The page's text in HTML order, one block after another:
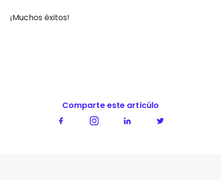
¡Muchos éxitos!
Comparte este articúlo